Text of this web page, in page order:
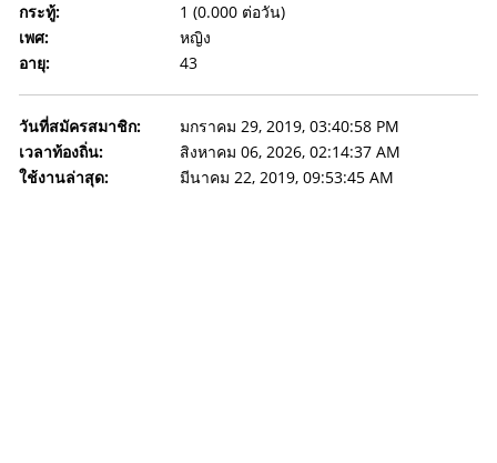
กระทู้:
1 (0.000 ต่อวัน)
เพศ:
หญิง
อายุ:
43
วันที่สมัครสมาชิก:
มกราคม 29, 2019, 03:40:58 PM
เวลาท้องถิ่น:
สิงหาคม 06, 2026, 02:14:37 AM
ใช้งานล่าสุด:
มีนาคม 22, 2019, 09:53:45 AM